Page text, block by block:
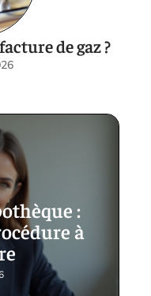
de gaz ?
:
à